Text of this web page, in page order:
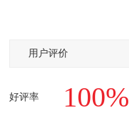
用户评价
好评率 100%